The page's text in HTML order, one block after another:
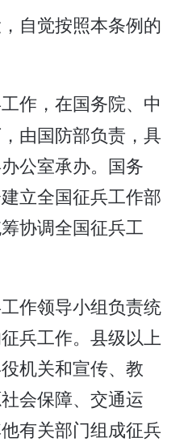
自觉按照本条例的
作，在国务院、中
由国防部负责，具
公室承办。国务
立全国征兵工作部
协调全国征兵工
作领导小组负责统
兵工作。县级以上
机关和宣传、教
会保障、交通运
有关部门组成征兵